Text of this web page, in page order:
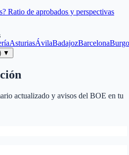
Ratio de aprobados y perspectivas
AsturiasÁvilaBadajozBarcelona
▼
actualizado y avisos del BOE en tu